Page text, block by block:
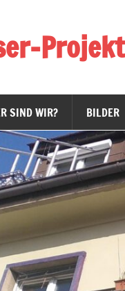
Projekt
SIND WIR? BILDER